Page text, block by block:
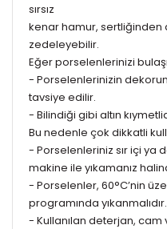
sırsız
kenar hamur, sertliğinden
zedeleyebilir.
Eğer porselenlerinizi
- Porselenlerinizin
tavsiye edilir.
- Bilindiği gibi altın
Bu nedenle çok dikkatli
- Porselenleriniz sır içi ya
makine ile yıkamanız
- Porselenler, 60°C’nin
programında yıkanmalıdır.
- Kullanılan deterjan, cam